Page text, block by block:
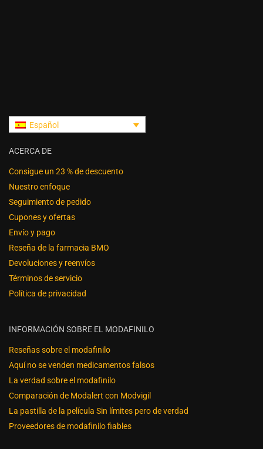
Español
ACERCA DE
Consigue un 23 % de descuento
Nuestro enfoque
Seguimiento de pedido
Cupones y ofertas
Envío y pago
Reseña de la farmacia BMO
Devoluciones y reenvíos
Términos de servicio
Política de privacidad
INFORMACIÓN SOBRE EL MODAFINILO
Reseñas sobre el modafinilo
Aquí no se venden medicamentos falsos
La verdad sobre el modafinilo
Comparación de Modalert con Modvigil
La pastilla de la película Sin límites pero de verdad
Proveedores de modafinilo fiables